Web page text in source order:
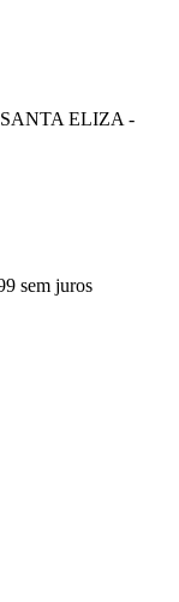
ELIZA -
sem juros